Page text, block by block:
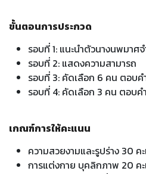
ขั้นตอนการประกวด
รอบที่ 1: แนะนำตัวนางนพมาศ
รอบที่ 2: แสดงความสามารถ
รอบที่ 3: คัดเลือก 6 คน ตอบ
รอบที่ 4: คัดเลือก 3 คน ตอบ
เกณฑ์การให้คะแนน
ความสวยงามและรูปร่าง 30 ค
การแต่งกาย บุคลิกภาพ 20 ค